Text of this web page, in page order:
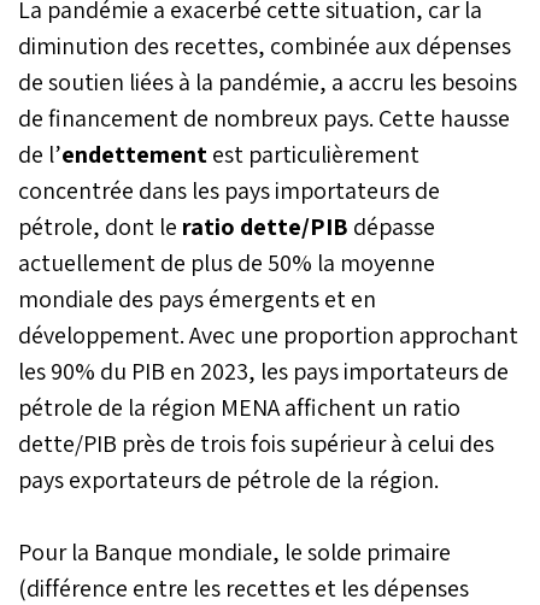
La pandémie a exacerbé cette situation, car la
diminution des recettes, combinée aux dépenses
de soutien liées à la pandémie, a accru les besoins
de financement de nombreux pays. Cette hausse
de l’endettementest particulièrement
concentrée dans les pays importateurs de
pétrole, dont le ratio dette/PIB dépasse
actuellement de plus de 50% la moyenne
mondiale des pays émergents et en
développement. Avec une proportion approchant
les 90% du PIB en 2023, les pays importateurs de
pétrole de la région MENA affichent un ratio
dette/PIB près de trois fois supérieur à celui des
pays exportateurs de pétrole de la région.
Pour la Banque mondiale, le solde primaire
(différence entre les recettes et les dépenses